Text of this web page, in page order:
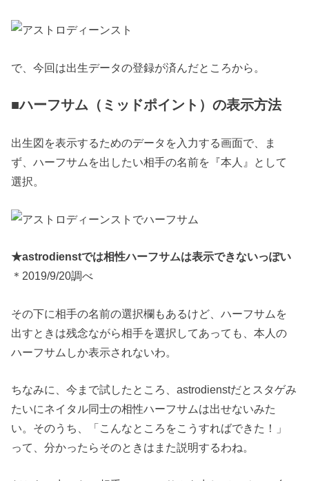
で、今回は出生データの登録が済んだところから。
■ハーフサム（ミッドポイント）の表示方法
出生図を表示するためのデータを入力する画面で、ま
ず、ハーフサムを出したい相手の名前を『本人』として
選択。
★astrodienstでは相性ハーフサムは表示できないっぽい
＊2019/9/20調べ
その下に相手の名前の選択欄もあるけど、ハーフサムを
出すときは残念ながら相手を選択してあっても、本人の
ハーフサムしか表示されないわ。
ちなみに、今まで試したところ、astrodienstだとスタゲみ
たいにネイタル同士の相性ハーフサムは出せないみた
い。そのうち、「こんなところをこうすればできた！」
って、分かったらそのときはまた説明するわね。